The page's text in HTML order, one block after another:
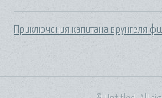
Приключения капитана врунгеля